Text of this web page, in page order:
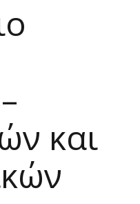
και